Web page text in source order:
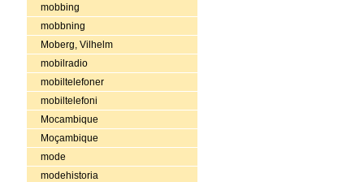
mobbing
mobbning
Moberg, Vilhelm
mobilradio
mobiltelefoner
mobiltelefoni
Mocambique
Moçambique
mode
modehistoria